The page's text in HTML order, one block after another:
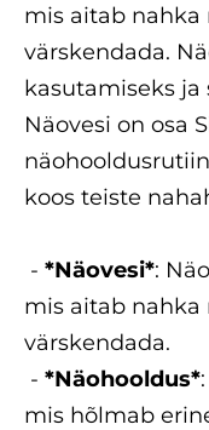
mis aitab nahka
värskendada.
kasutamiseks ja
Näovesi on osa
koos teiste
- *Näovesi*:
mis aitab nahka
värskendada.
- *Näohooldus*
mis hõlmab